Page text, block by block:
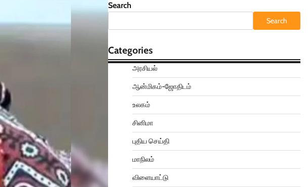
Search
Search
Categories
அரசியல்
ஆன்மிகம்-ஜோதிடம்
உலகம்
சினிமா
புதிய செய்தி
மாநிலம்
விளையாட்டு